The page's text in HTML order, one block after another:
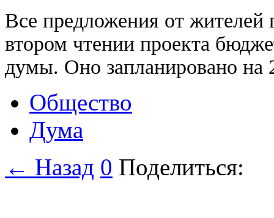
Все предложения от жителей
втором чтении проекта
думы. Оно запланировано на
Общество
Дума
← Назад 0 Поделиться: